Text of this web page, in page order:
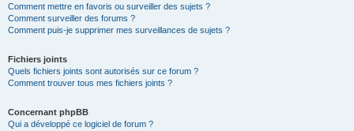
Comment mettre en favoris ou surveiller des sujets ?
Comment surveiller des forums ?
Comment puis-je supprimer mes surveillances de sujets ?
Fichiers joints
Quels fichiers joints sont autorisés sur ce forum ?
Comment trouver tous mes fichiers joints ?
Concernant phpBB
Qui a développé ce logiciel de forum ?